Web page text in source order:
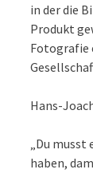
in der die
Produkt
Fotografie
Hans-
„Du musst
haben,